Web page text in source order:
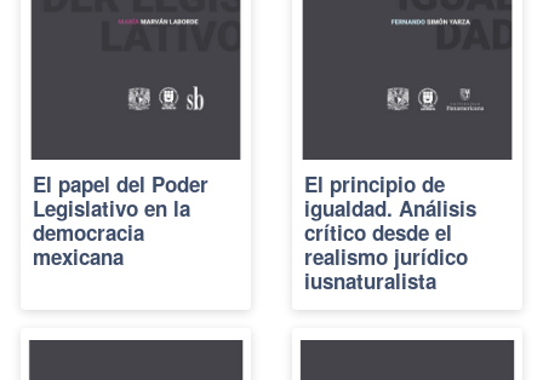
El papel del Poder
Legislativo en la
democracia
mexicana
El principio de
igualdad. Análisis
crítico desde el
realismo jurídico
iusnaturalista